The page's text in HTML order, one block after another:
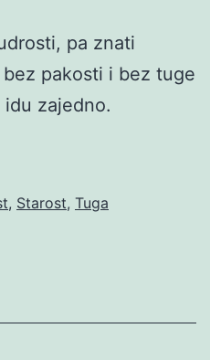
pa znati
pakosti i bez tuge
zajedno.
, Starost, Tuga